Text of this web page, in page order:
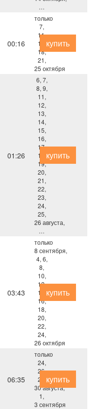
…
00:16
только
7,
11,
14,
18,
21,
25 октября
купить
01:26
6, 7,
8, 9,
11,
12,
13,
14,
15,
16,
17,
18,
19,
20,
21,
22,
23,
24,
25,
26 августа,
…
купить
03:43
только
8 сентября,
4, 6,
8,
10,
12,
14,
16,
18,
20,
22,
24,
26 октября
купить
06:35
только
24,
26,
28,
30 августа,
1,
3 сентября
купить